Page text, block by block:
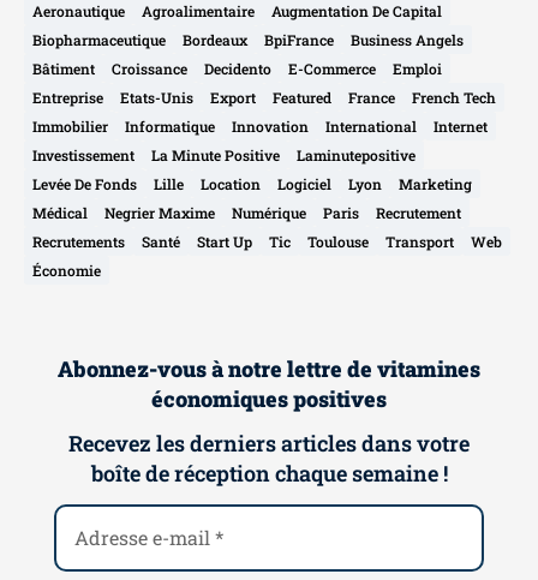
Aeronautique Agroalimentaire
Augmentation De Capital
Biopharmaceutique
Bordeaux BpiFrance
Business Angels
Bâtiment
Croissance Decidento E-Commerce
Emploi
Entreprise
Etats-Unis Export Featured France
French Tech
Immobilier
Informatique Innovation International
Internet
Investissement
La Minute Positive
Laminutepositive
Levée De Fonds
Lille Location Logiciel Lyon
Marketing
Médical
Negrier Maxime Numérique Paris
Recrutement
Recrutements
Santé Start Up Tic Toulouse Transport
Web
Économie
Abonnez-vous à notre lettre de vitamines
économiques positives
Recevez les derniers articles dans votre
boîte de réception chaque semaine !